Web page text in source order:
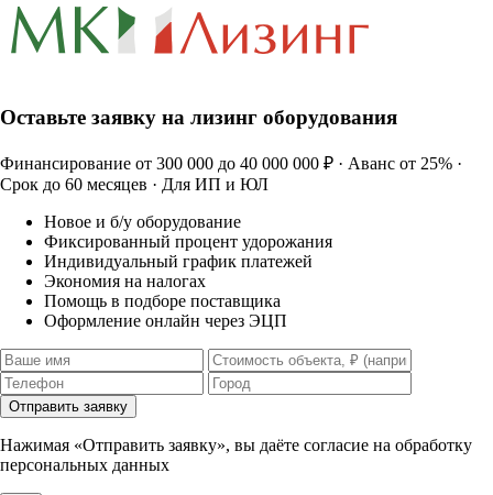
Оставьте заявку на лизинг оборудования
Финансирование от 300 000 до 40 000 000 ₽ · Аванс от 25% ·
Срок до 60 месяцев · Для ИП и ЮЛ
Новое и б/у оборудование
Фиксированный процент удорожания
Индивидуальный график платежей
Экономия на налогах
Помощь в подборе поставщика
Оформление онлайн через ЭЦП
Отправить заявку
Нажимая «Отправить заявку», вы даёте согласие на обработку
персональных данных